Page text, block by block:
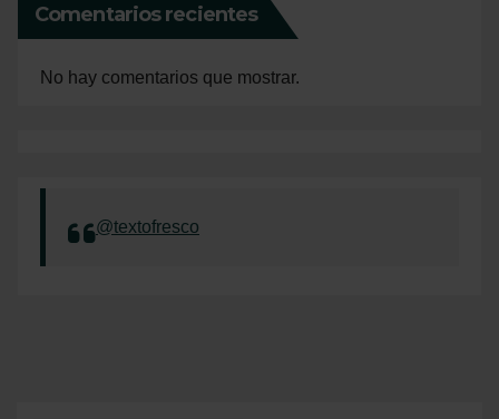
Comentarios recientes
No hay comentarios que mostrar.
@textofresco